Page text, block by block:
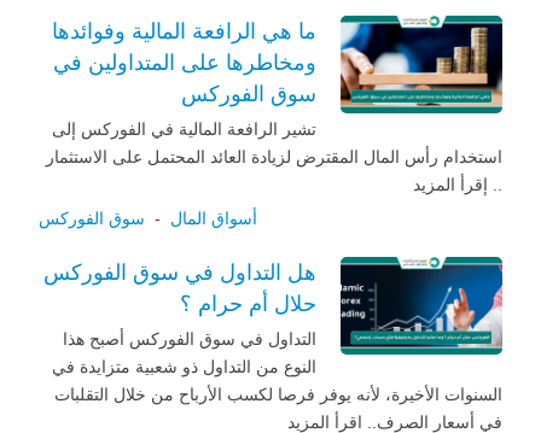
ما هي الرافعة المالية وفوائدها
ومخاطرها على المتداولين في
سوق الفوركس
تشير الرافعة المالية في الفوركس إلى
استخدام رأس المال المقترض لزيادة العائد المحتمل على الاستثمار
.. إقرأ المزيد
أسواق المال - سوق الفوركس
هل التداول في سوق الفوركس
حلال أم حرام ؟
التداول في سوق الفوركس أصبح هذا
النوع من التداول ذو شعبية متزايدة في
السنوات الأخيرة، لأنه يوفر فرصا لكسب الأرباح من خلال التقلبات
في أسعار الصرف.. اقرأ المزيد